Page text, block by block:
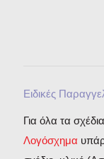
Ειδικές
Για όλα τα
Λογόσχημα